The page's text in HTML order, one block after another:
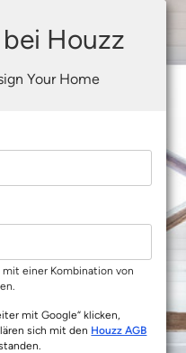
Houzz
Your Home
einer Kombination von
mit Google“ klicken,
sich mit den Houzz AGB